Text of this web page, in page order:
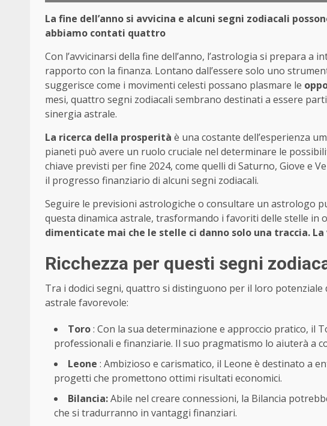
La fine dell’anno si avvicina e alcuni segni zodiacali
abbiamo contati quattro
Con l’avvicinarsi della fine dell’anno, l’astrologia si prepara a
rapporto con la finanza. Lontano dall’essere solo uno
suggerisce come i movimenti celesti possano plasmare le
mesi, quattro segni zodiacali sembrano destinati a essere
sinergia astrale.
La ricerca della prosperità è una costante dell’esperienza
pianeti può avere un ruolo cruciale nel determinare le
chiave previsti per fine 2024, come quelli di Saturno, Giove e
il progresso finanziario di alcuni segni zodiacali.
Seguire le previsioni astrologiche o consultare un astrologo
questa dinamica astrale, trasformando i favoriti delle stelle in
dimenticate mai che le stelle ci danno solo una traccia.
Ricchezza per questi segni
Tra i dodici segni, quattro si distinguono per il loro
astrale favorevole:
Toro: Con la sua determinazione e approccio pratico,
professionali e finanziarie. Il suo pragmatismo lo aiuterà a
Leone : Ambizioso e carismatico, il Leone è destinato a
progetti che promettono ottimi risultati economici.
Bilancia:Abile nel creare connessioni, la Bilancia
che si tradurranno in vantaggi finanziari.